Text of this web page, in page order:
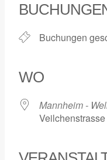
Buchungen
WO
Mannheim -